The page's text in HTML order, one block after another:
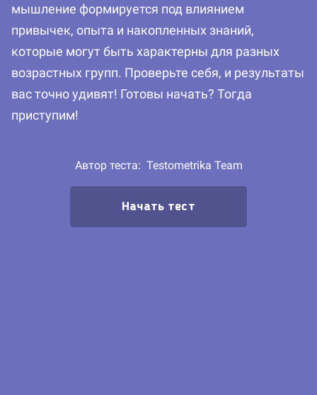
мышление формируется под влиянием
привычек, опыта и накопленных знаний,
которые могут быть характерны для разных
возрастных групп. Проверьте себя, и результаты
вас точно удивят! Готовы начать? Тогда
приступим!
Автор теста: Testometrika Team
Начать тест